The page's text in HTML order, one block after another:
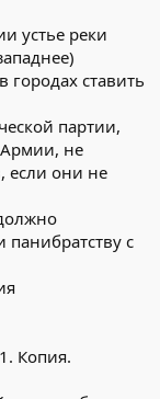
устье реки
городах ставить
партии,
Армии, не
если они не
с
Копия.